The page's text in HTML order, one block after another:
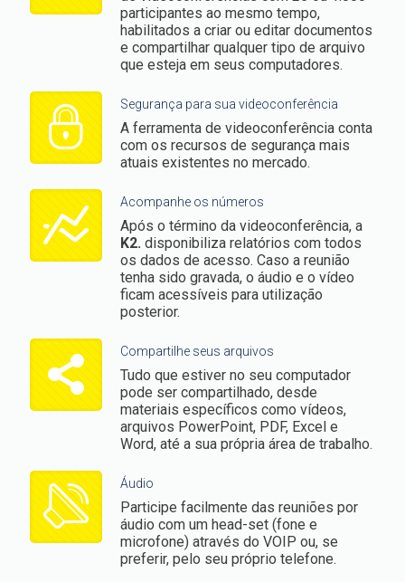
participantes ao mesmo tempo,
habilitados a criar ou editar documentos
e compartilhar qualquer tipo de arquivo
que esteja em seus computadores.
Segurança para sua videoconferência
A ferramenta de videoconferência conta
com os recursos de segurança mais
atuais existentes no mercado.
Acompanhe os números
Após o término da videoconferência, a
K2. disponibiliza relatórios com todos
os dados de acesso. Caso a reunião
tenha sido gravada, o áudio e o vídeo
ficam acessíveis para utilização
posterior.
Compartilhe seus arquivos
Tudo que estiver no seu computador
pode ser compartilhado, desde
materiais específicos como vídeos,
arquivos PowerPoint, PDF, Excel e
Word, até a sua própria área de trabalho.
Áudio
Participe facilmente das reuniões por
áudio com um head-set (fone e
microfone) através do VOIP ou, se
preferir, pelo seu próprio telefone.